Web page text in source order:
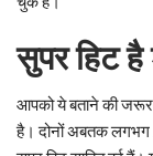
सुपर हिट
आपको ये बताने की जरूरत
है। दोनों अबतक